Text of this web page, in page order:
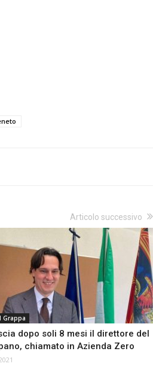
Articolo successivo
Grappa
dopo soli 8 mesi il direttore del
chiamato in Azienda Zero